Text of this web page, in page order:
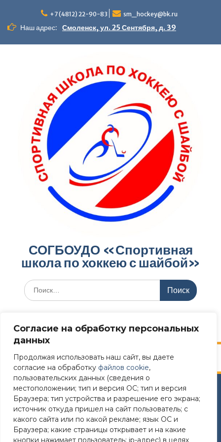
Согласие на обработку персональных
данных
Продолжая использовать наш сайт, вы даете
согласие на обработку файлов cookie,
пользовательских данных (сведения о
местоположении; тип и версия ОС; тип и версия
Браузера; тип устройства и разрешение его экрана;
источник откуда пришел на сайт пользователь; с
какого сайта или по какой рекламе; язык ОС и
Браузера; какие страницы открывает и на какие
кнопки нажимает пользователь; ip-адрес) в целях
+7 (4812) 22-90-83 sm_hockey@bk.ru
Наш адрес: Смоленск, ул. 25 Сентября, д. 39
СОГБОУДО «‎Спортивная
школа по хоккею с шайбой»‎
Меню
Сайт разработан в соответствии
с требованиями Постановления Правительства РФ №
582 от 11.12.2018
Требования к структуре официального сайта